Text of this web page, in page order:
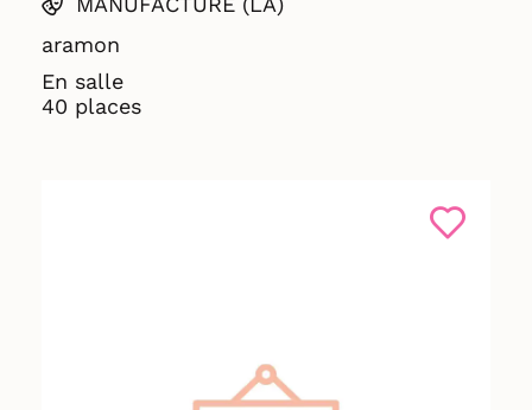
aramon
En salle
40 places